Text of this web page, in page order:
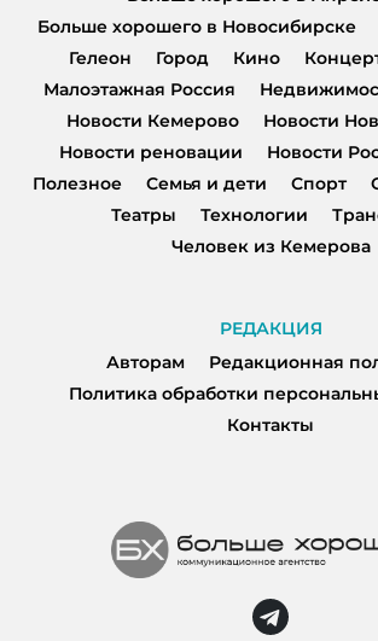
Больше хорошего в Новосибирске
Гелеон
Город Кино
Малоэтажная Россия
Новости Кемерово
Новости
Новости реновации
Новости
Полезное
Семья и дети Спорт
Театры
Технологии
Человек из Кемерова
РЕДАКЦИЯ
Авторам
Редакционная
Политика обработки
Контакты